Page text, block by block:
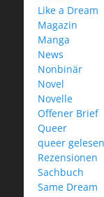
Like a Dream
Magazin
Manga
News
Nonbinär
Novel
Novelle
Offener Brief
Queer
queer gelesen
Rezensionen
Sachbuch
Same Dream